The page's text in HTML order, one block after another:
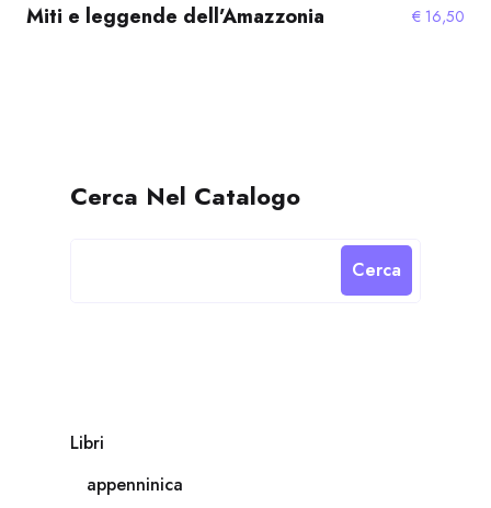
Miti e leggende dell’Amazzonia € 16,50
Cerca Nel Catalogo
Cerca
Libri
appenninica